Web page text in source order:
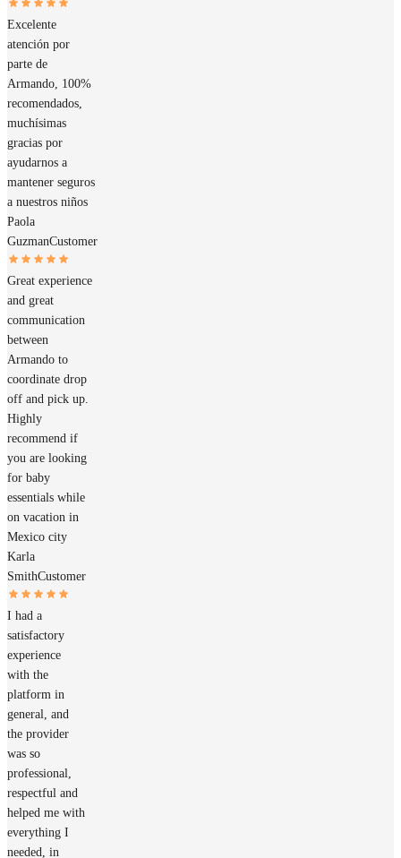
Excelente
atención por
parte de
Armando, 100%
recomendados,
muchísimas
gracias por
ayudarnos a
mantener seguros
a nuestros niños
Paola
GuzmanCustomer
Great experience
and great
communication
between
Armando to
coordinate drop
off and pick up.
Highly
recommend if
you are looking
for baby
essentials while
on vacation in
Mexico city
Karla
SmithCustomer
I had a
satisfactory
experience
with the
platform in
general, and
the provider
was so
professional,
respectful and
helped me with
everything I
needed, in